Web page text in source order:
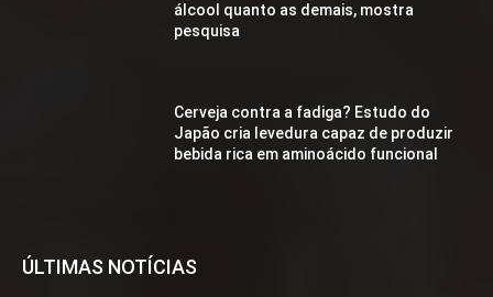
álcool quanto as demais, mostra
pesquisa
Cerveja contra a fadiga? Estudo do
Japão cria levedura capaz de produzir
bebida rica em aminoácido funcional
ÚLTIMAS NOTÍCIAS